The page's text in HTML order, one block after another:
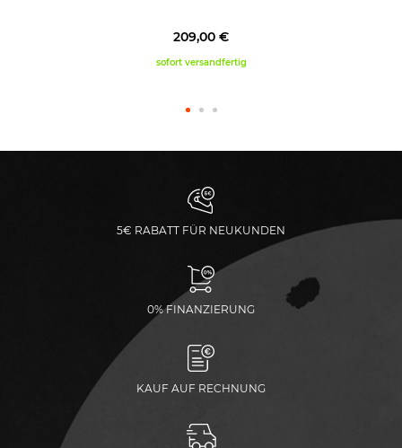
209,00 €
sofort versandfertig
5€ RABATT FÜR NEUKUNDEN
0% FINANZIERUNG
KAUF AUF RECHNUNG